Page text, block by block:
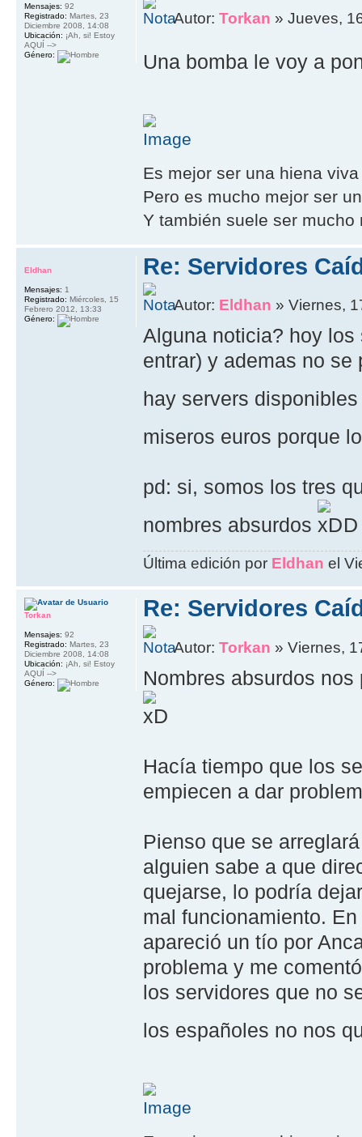
Autor:Torkan » Jueves,
Una bomba le voy a
Es mejor ser una hiena
Pero es mucho mejor ser
Y también suele ser mucho
Mensajes: 92
Registrado: Martes, 23
Diciembre 2008, 14:08
Ubicación: ¡Ah, si! Estoy
AQUÍ -->
Género:
Re: Servidores
Autor: Eldhan » Viernes,
Alguna noticia? hoy
entrar) y ademas no se
hay servers
miseros euros porque
pd: si, somos los tres
nombres absurdos
D
Última edición por Eldhan el
Eldhan
Mensajes: 1
Registrado: Miércoles, 15
Febrero 2012, 13:33
Género:
Re: Servidores
Autor:Torkan » Viernes,
Nombres absurdos
Hacía tiempo que los
empiecen a dar
Pienso que se
alguien sabe a que
quejarse, lo podría
mal funcionamiento.
apareció un tío por
problema y me
los servidores que no
los españoles no nos
Torkan
Mensajes: 92
Registrado: Martes, 23
Diciembre 2008, 14:08
Ubicación: ¡Ah, si! Estoy
AQUÍ -->
Género: